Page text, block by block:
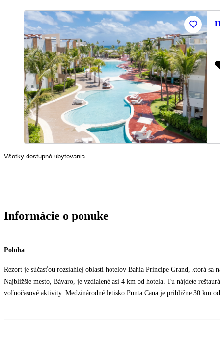
Všetky dostupné ubytovania
Informácie o ponuke
Poloha
Rezort je súčasťou rozsiahlej oblasti hotelov Bahía Principe Grand, ktorá sa
Najbližšie mesto, Bávaro, je vzdialené asi 4 km od hotela. Tu nájdete
voľnočasové aktivity. Medzinárodné letisko Punta Cana je približne 30 km